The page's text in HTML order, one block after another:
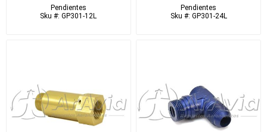
Pendientes
Sku #: GP301-12L
Pendientes
Sku #: GP301-24L